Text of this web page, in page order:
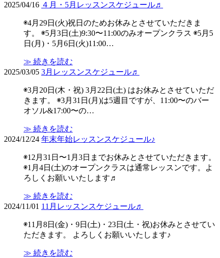
2025/04/16 ４月・5月レッスンスケジュール♬
◉4月29日(火)祝日のためお休みとさせていただきま
す。 ◉5月3日(土)9:30〜11:00のみオープンクラス ◉5月5
日(月)・5月6日(火)11:00…
≫ 続きを読む
2025/03/05 3月レッスンスケジュール♬
◉3月20日(木・祝) 3月22日(土) はお休みとさせていただ
きます。 ◉3月31日(月)は5週目ですが、11:00〜のバー
オソル&17:00〜の…
≫ 続きを読む
2024/12/24 年末年始レッスンスケジュール♪
◉12月31日〜1月3日までお休みとさせていただきます。
◉1月4日(土)のオープンクラスは通常レッスンです。よ
ろしくお願いいたします♬
≫ 続きを読む
2024/11/01 11月レッスンスケジュール♬
◉11月8日(金)・9日(土)・23日(土・祝)お休みとさせてい
ただきます。 よろしくお願いいたします♪
≫ 続きを読む